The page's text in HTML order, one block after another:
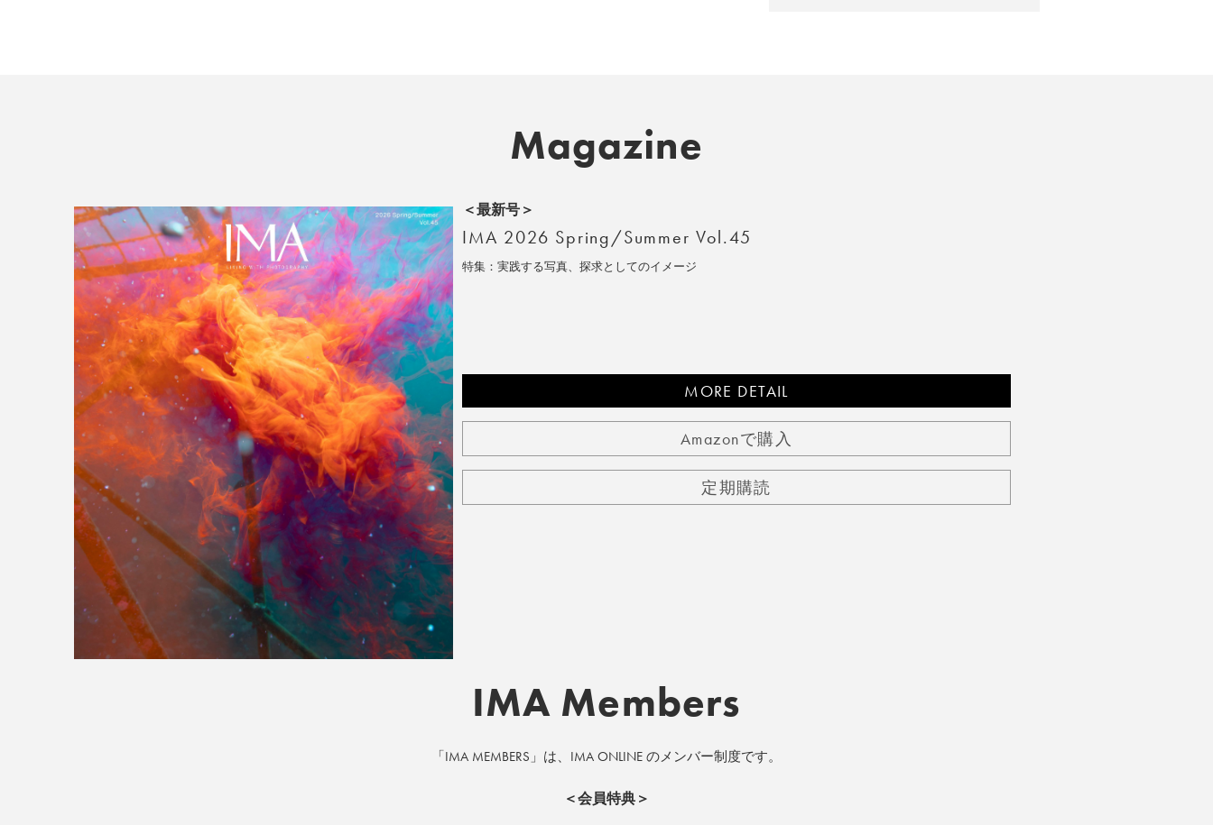
Magazine
>>全国の取り扱い店舗
＜最新号＞
IMA 2026 Spring/Summer Vol.45
特集：実践する写真、探求としてのイメージ
MORE DETAIL
Amazonで購入
定期購読
IMA Members
「IMA MEMBERS」は、IMA ONLINE のメンバー制度です。
＜会員特典＞